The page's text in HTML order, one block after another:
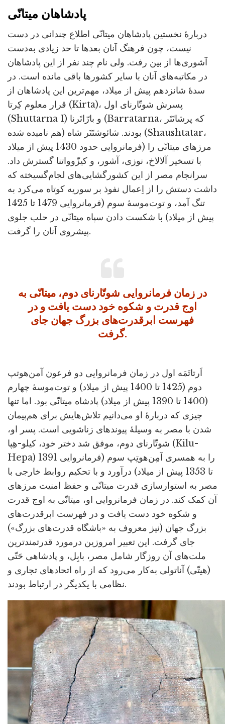
پادشاهان میتانّی
دربارۀ نخستین پادشاهان میتانّی اطلاع چندانی در دست
نیست، چون فرهنگ آنان بعدها تا حد زیادی به‌دست
آشوری‌ها از بین رفت. ولی نام چند نفر از این پادشاهان
در مکاتبه‌های آنان با سایر کشورها باقی مانده است. در
سدۀ شانزدهم پیش از میلاد، مهم‌ترین این پادشاهان از
قرار معلوم کِرتا (Kirta)، پسرش شوتّارنای اول
(Shuttarna I) و بارّاتَرنا (Barratarna، که پرشاتَتَر
هم نامیده شده) بودند. شائوشتَتَر شاه (Shaushtatar،
فرمانروایی حدود 1430 پیش از میلاد) مرزهای میتانّی را
با تسخیر آلالاخ، نوزی، آشور، و کیزّوواتنا گسترش داد.
سرانجام مصر از این کشورگشایی‌های لجام‌گسیخته که
داشت دستش را از اِعمال نفوذ بر سوریه کوتاه می‌کرد به
تنگ آمد، و توت‌موسۀ سوم (فرمانروایی 1479 تا 1425
پیش از میلاد) با شکست دادن سپاه میتانّی در حلب جلوی
پیشروی آنان را گرفت.
در زمان فرمانروایی شوتّارنای دوم، میتانّی به
اوج قدرت و شکوه خود دست یافت و در
فهرست ابرقدرت‌های بزرگ جهان جای
گرفت.
اَرتاتَمَه اول در زمان فرمانروایی دو فرعون آمن‌هوتپ
دوم (1425 تا 1400 پیش از میلاد) و توت‌موسۀ چهارم
(1400 تا 1390 پیش از میلاد) پادشاه میتانّی بود. اما تنها
چیزی که دربارۀ او می‌دانیم تلاش‌هایش برای هم‌پیمان
شدن با مصر به وسیلۀ پیوندهای زناشویی است. پسر او،
شوتّارنای دوم، موفق شد دختر خود، کیلو-هِپا (Kilu-
Hepa) را به همسری آمِن‌هوتِپ سوم (فرمانروایی 1391
تا 1353 پیش از میلاد) درآورد و با تحکیم روابط خارجی با
مصر به استوارسازی قدرت میتانّی و حفظ امنیت مرزهای
آن کمک کند. در زمان فرمانروایی او، میتانّی به اوج قدرت
و شکوه خود دست یافت و در فهرست ابرقدرت‌های
بزرگ جهان (نیز معروف به «باشگاه قدرت‌های بزرگ»)
جای گرفت. این تعبیر امروزین درمورد قدرتمندترین
ملت‌های آن روزگار شامل مصر، بابِل، و پادشاهی حَتّی
(هیتّی) آناتولی به‌کار می‌رود که از راه اتحادهای تجاری و
نظامی با یکدیگر در ارتباط بودند.